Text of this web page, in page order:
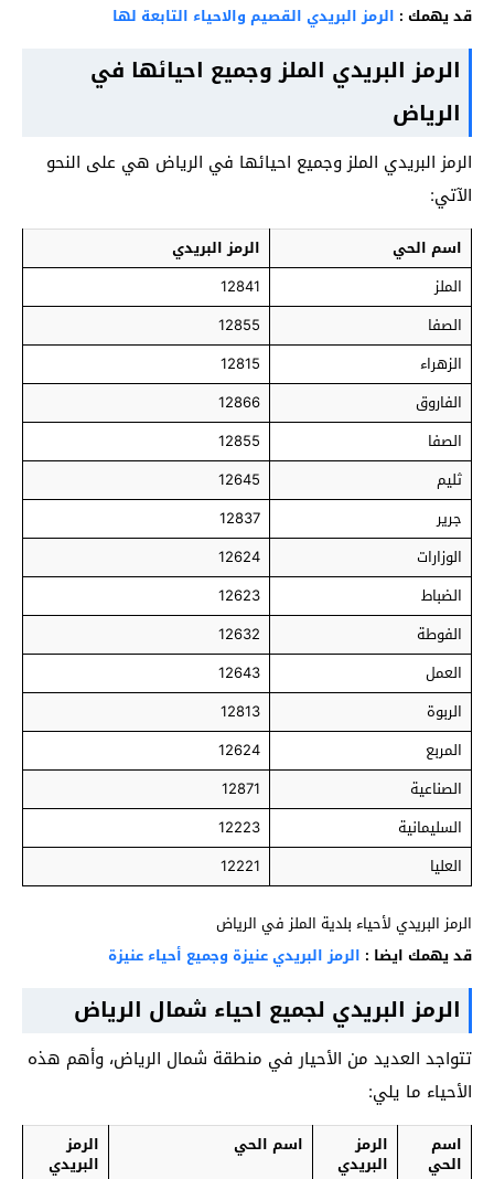
قد يهمك : الرمز البريدي القصيم والاحياء التابعة لها
الرمز البريدي الملز وجميع احيائها في
الرياض
الرمز البريدي الملز وجميع احيائها في الرياض هي على النحو
الآتي:
اسم الحي
الرمز البريدي
الملز
12841
الصفا
12855
الزهراء
12815
الفاروق
12866
الصفا
12855
ثليم
12645
جرير
12837
الوزارات
12624
الضباط
12623
الفوطة
12632
العمل
12643
الربوة
12813
المربع
12624
الصناعية
12871
السليمانية
12223
العليا
12221
الرمز البريدي لأحياء بلدية الملز في الرياض
قد يهمك ايضا : الرمز البريدي عنيزة وجميع أحياء عنيزة
الرمز البريدي لجميع احياء شمال الرياض
تتواجد العديد من الأحيار في منطقة شمال الرياض، وأهم هذه
الأحياء ما يلي:
اسم
الحي
الرمز
البريدي
اسم الحي الرمز
البريدي